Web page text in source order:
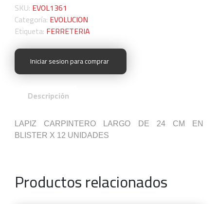
SKU: EVOL1361
Categoría: EVOLUCION
Etiqueta: FERRETERIA
Iniciar sesion para comprar
Descripción
LAPIZ CARPINTERO LARGO DE 24 CM EN
BLISTER X 12 UNIDADES
Productos relacionados